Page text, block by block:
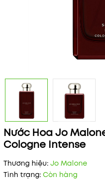
Nước Hoa Jo
Cologne Intense
Thương hiệu: Jo Malone
Tình trạng: Còn hàng